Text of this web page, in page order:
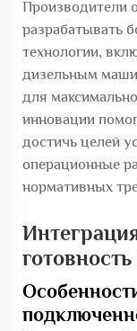
Производители
разрабатывать
технологии,
дизельным
для
инновации
достичь целей
операционные
нормативных